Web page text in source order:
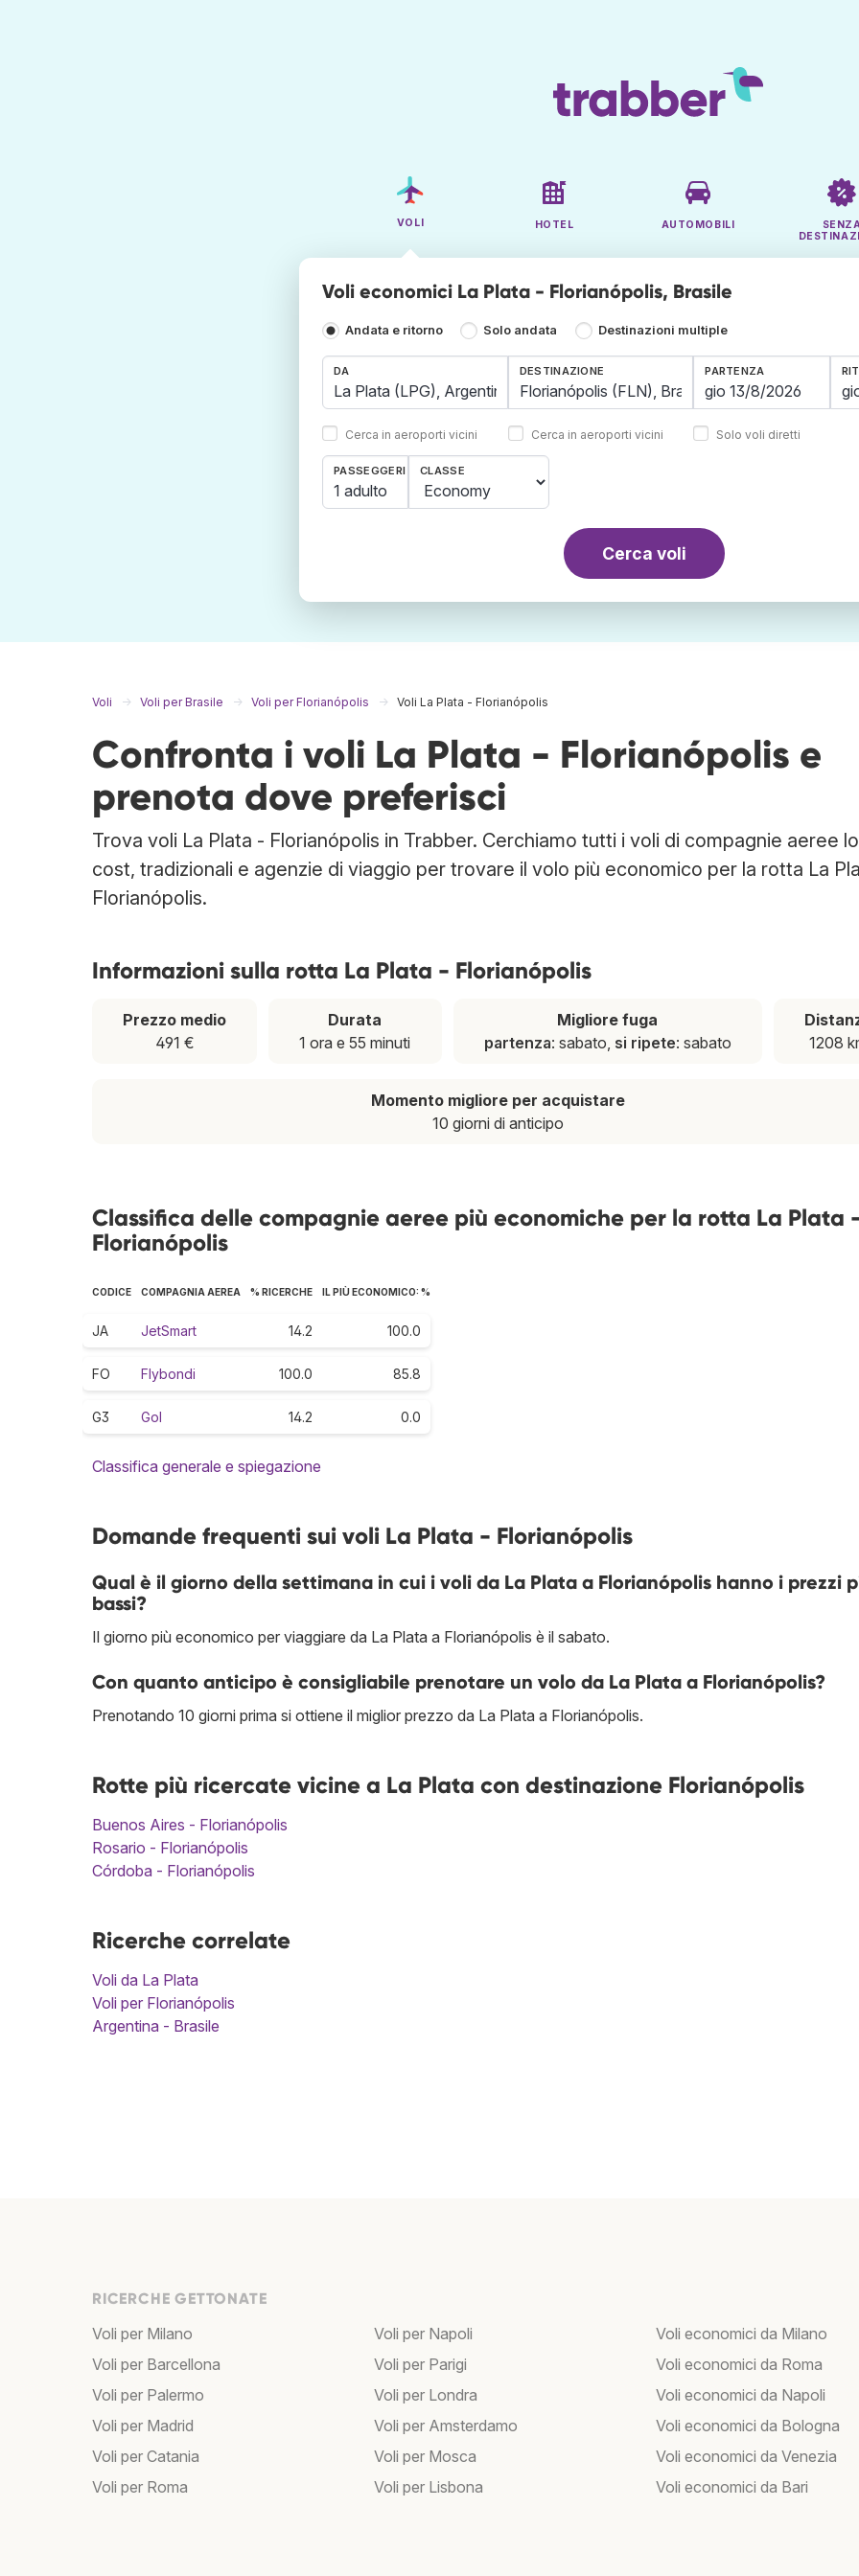
VOLI HOTEL AUTOMOBILI
Voli economici La Plata - Florianópolis, Brasile
Andata e ritorno Solo andata Destinazioni multiple
DA
Cerca in aeroporti vicini
DESTINAZIONE
Cerca in aeroporti vicini
PARTENZA
Solo voli diretti
PASSEGGERI
1 adulto
CLASSE
Cerca voli
Voli Voli per Brasile Voli per Florianópolis Voli La Plata - Florianópolis
Confronta i voli La Plata - Florianópolis e
prenota dove preferisci
Trova voli La Plata - Florianópolis in Trabber. Cerchiamo tutti i voli di compagnie aeree
cost, tradizionali e agenzie di viaggio per trovare il volo più economico per la rotta La
Florianópolis.
Informazioni sulla rotta La Plata - Florianópolis
Prezzo medio
491 €
Durata
1 ora e 55 minuti
Migliore fuga
partenza: sabato, si ripete: sabato
1208
Momento migliore per acquistare
10 giorni di anticipo
Classifica delle compagnie aeree più economiche per la rotta La Plata
Florianópolis
CODICE COMPAGNIA AEREA % RICERCHE IL PIÙ ECONOMICO: %
JA JetSmart 14.2 100.0
FO Flybondi 100.0 85.8
G3 Gol 14.2 0.0
Classifica generale e spiegazione
Domande frequenti sui voli La Plata - Florianópolis
Qual è il giorno della settimana in cui i voli da La Plata a Florianópolis hanno i prezzi
bassi?
Il giorno più economico per viaggiare da La Plata a Florianópolis è il sabato.
Con quanto anticipo è consigliabile prenotare un volo da La Plata a Florianópolis?
Prenotando 10 giorni prima si ottiene il miglior prezzo da La Plata a Florianópolis.
Rotte più ricercate vicine a La Plata con destinazione Florianópolis
Buenos Aires - Florianópolis
Rosario - Florianópolis
Córdoba - Florianópolis
Ricerche correlate
Voli da La Plata
Voli per Florianópolis
Argentina - Brasile
RICERCHE GETTONATE
Voli per Milano
Voli per Barcellona
Voli per Palermo
Voli per Madrid
Voli per Catania
Voli per Roma
Voli per Napoli
Voli per Parigi
Voli per Londra
Voli per Amsterdamo
Voli per Mosca
Voli per Lisbona
Voli economici da Milano
Voli economici da Roma
Voli economici da Napoli
Voli economici da Bologna
Voli economici da Venezia
Voli economici da Bari